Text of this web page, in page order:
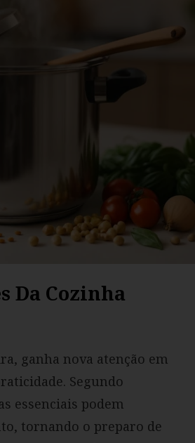
Da Cozinha
ganha nova atenção em
Segundo
essenciais podem
tornando o preparo de